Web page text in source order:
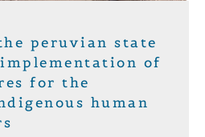
peruvian state
of
for the
human